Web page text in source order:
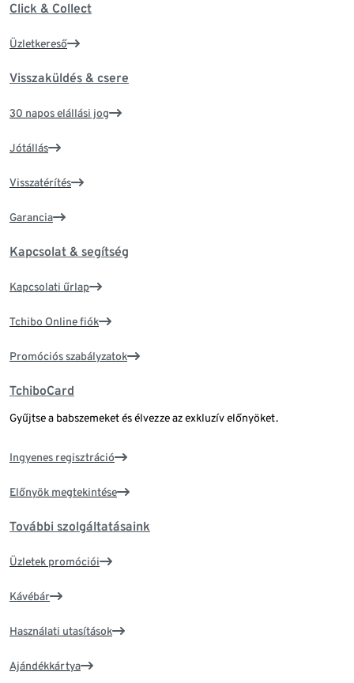
Click & Collect
Üzletkereső
Visszaküldés & csere
30 napos elállási jog
Jótállás
Visszatérítés
Garancia
Kapcsolat & segítség
Kapcsolati űrlap
Tchibo Online fiók
Promóciós szabályzatok
TchiboCard
Gyűjtse a babszemeket és élvezze az exkluzív előnyöket.
Ingyenes regisztráció
Előnyök megtekintése
További szolgáltatásaink
Üzletek promóciói
Kávébár
Használati utasítások
Ajándékkártya